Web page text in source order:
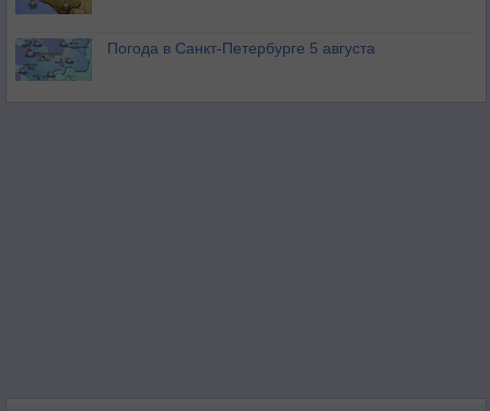
Погода в Санкт-Петербурге 5 августа